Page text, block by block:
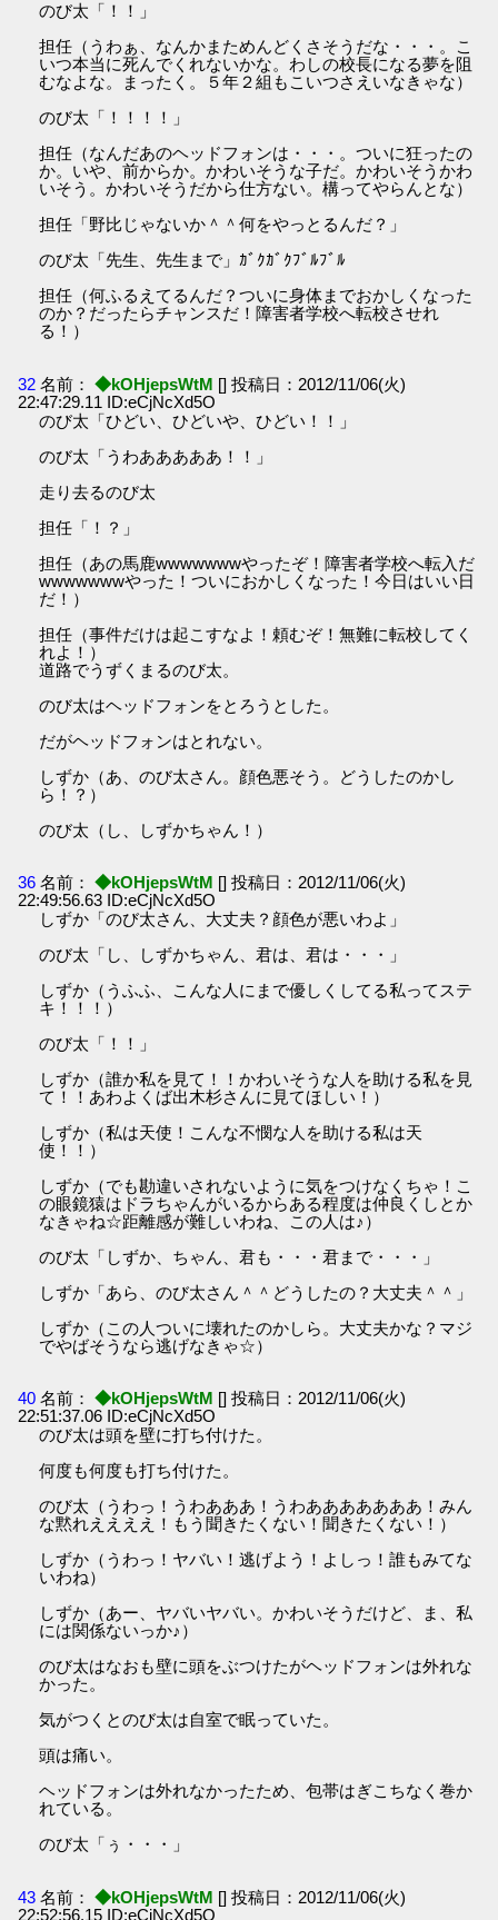
のび太「！！」
担任（うわぁ、なんかまためんどくさそうだな・・・。こ
いつ本当に死んでくれないかな。わしの校長になる夢を阻
むなよな。まったく。５年２組もこいつさえいなきゃな）
のび太「！！！！」
担任（なんだあのヘッドフォンは・・・。ついに狂ったの
か。いや、前からか。かわいそうな子だ。かわいそうかわ
いそう。かわいそうだから仕方ない。構ってやらんとな）
担任「野比じゃないか＾＾何をやっとるんだ？」
のび太「先生、先生まで」ｶﾞｸｶﾞｸﾌﾞﾙﾌﾞﾙ
担任（何ふるえてるんだ？ついに身体までおかしくなった
のか？だったらチャンスだ！障害者学校へ転校させれ
る！）
32 名前： ◆kOHjepsWtM [] 投稿日：2012/11/06(火)
22:47:29.11 ID:eCjNcXd5O
のび太「ひどい、ひどいや、ひどい！！」
のび太「うわあああああ！！」
走り去るのび太
担任「！？」
担任（あの馬鹿wwwwwwwやったぞ！障害者学校へ転入だ
wwwwwwwやった！ついにおかしくなった！今日はいい日
だ！）
担任（事件だけは起こすなよ！頼むぞ！無難に転校してく
れよ！）
道路でうずくまるのび太。
のび太はヘッドフォンをとろうとした。
だがヘッドフォンはとれない。
しずか（あ、のび太さん。顔色悪そう。どうしたのかし
ら！？）
のび太（し、しずかちゃん！）
36 名前： ◆kOHjepsWtM [] 投稿日：2012/11/06(火)
22:49:56.63 ID:eCjNcXd5O
しずか「のび太さん、大丈夫？顔色が悪いわよ」
のび太「し、しずかちゃん、君は、君は・・・」
しずか（うふふ、こんな人にまで優しくしてる私ってステ
キ！！！）
のび太「！！」
しずか（誰か私を見て！！かわいそうな人を助ける私を見
て！！あわよくば出木杉さんに見てほしい！）
しずか（私は天使！こんな不憫な人を助ける私は天
使！！）
しずか（でも勘違いされないように気をつけなくちゃ！こ
の眼鏡猿はドラちゃんがいるからある程度は仲良くしとか
なきゃね☆距離感が難しいわね、この人は♪）
のび太「しずか、ちゃん、君も・・・君まで・・・」
しずか「あら、のび太さん＾＾どうしたの？大丈夫＾＾」
しずか（この人ついに壊れたのかしら。大丈夫かな？マジ
でやばそうなら逃げなきゃ☆）
40 名前： ◆kOHjepsWtM [] 投稿日：2012/11/06(火)
22:51:37.06 ID:eCjNcXd5O
のび太は頭を壁に打ち付けた。
何度も何度も打ち付けた。
のび太（うわっ！うわあああ！うわあああああああ！みん
な黙れええええ！もう聞きたくない！聞きたくない！）
しずか（うわっ！ヤバい！逃げよう！よしっ！誰もみてな
いわね）
しずか（あー、ヤバいヤバい。かわいそうだけど、ま、私
には関係ないっか♪）
のび太はなおも壁に頭をぶつけたがヘッドフォンは外れな
かった。
気がつくとのび太は自室で眠っていた。
頭は痛い。
ヘッドフォンは外れなかったため、包帯はぎこちなく巻か
れている。
のび太「ぅ・・・」
43 名前： ◆kOHjepsWtM [] 投稿日：2012/11/06(火)
22:52:56.15 ID:eCjNcXd5O